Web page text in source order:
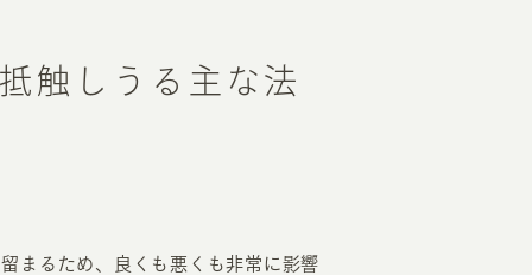
触しうる主な法
まるため、良くも悪くも非常に影響